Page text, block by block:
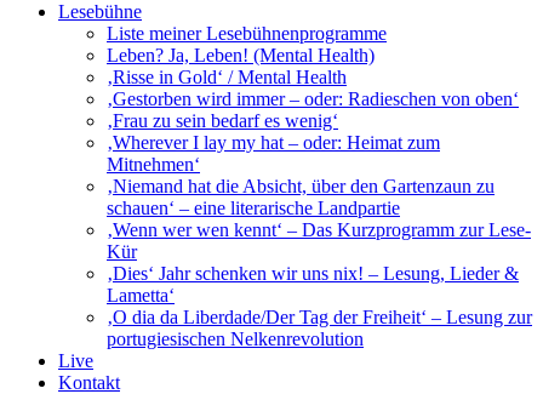
Lesebühne
Liste meiner Lesebühnenprogramme
Leben? Ja, Leben! (Mental Health)
‚Risse in Gold‘ / Mental Health
‚Gestorben wird immer – oder: Radieschen von oben‘
‚Frau zu sein bedarf es wenig‘
‚Wherever I lay my hat – oder: Heimat zum
Mitnehmen‘
‚Niemand hat die Absicht, über den Gartenzaun zu
schauen‘ – eine literarische Landpartie
‚Wenn wer wen kennt‘ – Das Kurzprogramm zur Lese-
Kür
‚Dies‘ Jahr schenken wir uns nix! – Lesung, Lieder &
Lametta‘
‚O dia da Liberdade/Der Tag der Freiheit‘ – Lesung zur
portugiesischen Nelkenrevolution
Live
Kontakt